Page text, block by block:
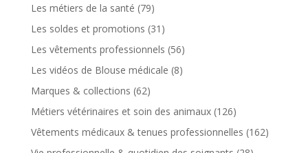
Les métiers de la santé (79)
Les soldes et promotions (31)
Les vêtements professionnels (56)
Les vidéos de Blouse médicale (8)
Marques & collections (62)
Métiers vétérinaires et soin des animaux(126)
Vêtements médicaux & tenues professionnelles (162)